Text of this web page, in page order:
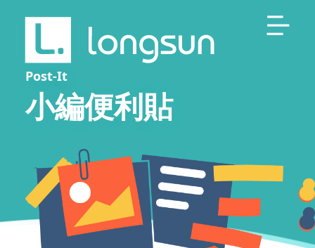
Post-It
小編便利貼